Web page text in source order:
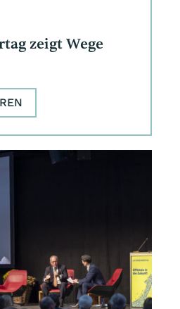
zeigt Wege